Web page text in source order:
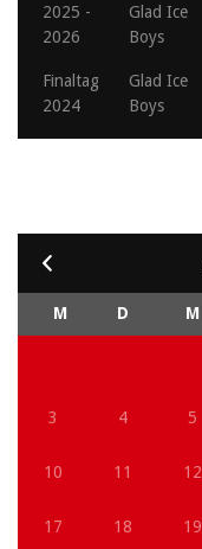
2025 -
2026
Glad Ice
Boys
Finaltag
2024
Glad Ice
Boys
M D M
3 4 5
10 11 12
17 18 19